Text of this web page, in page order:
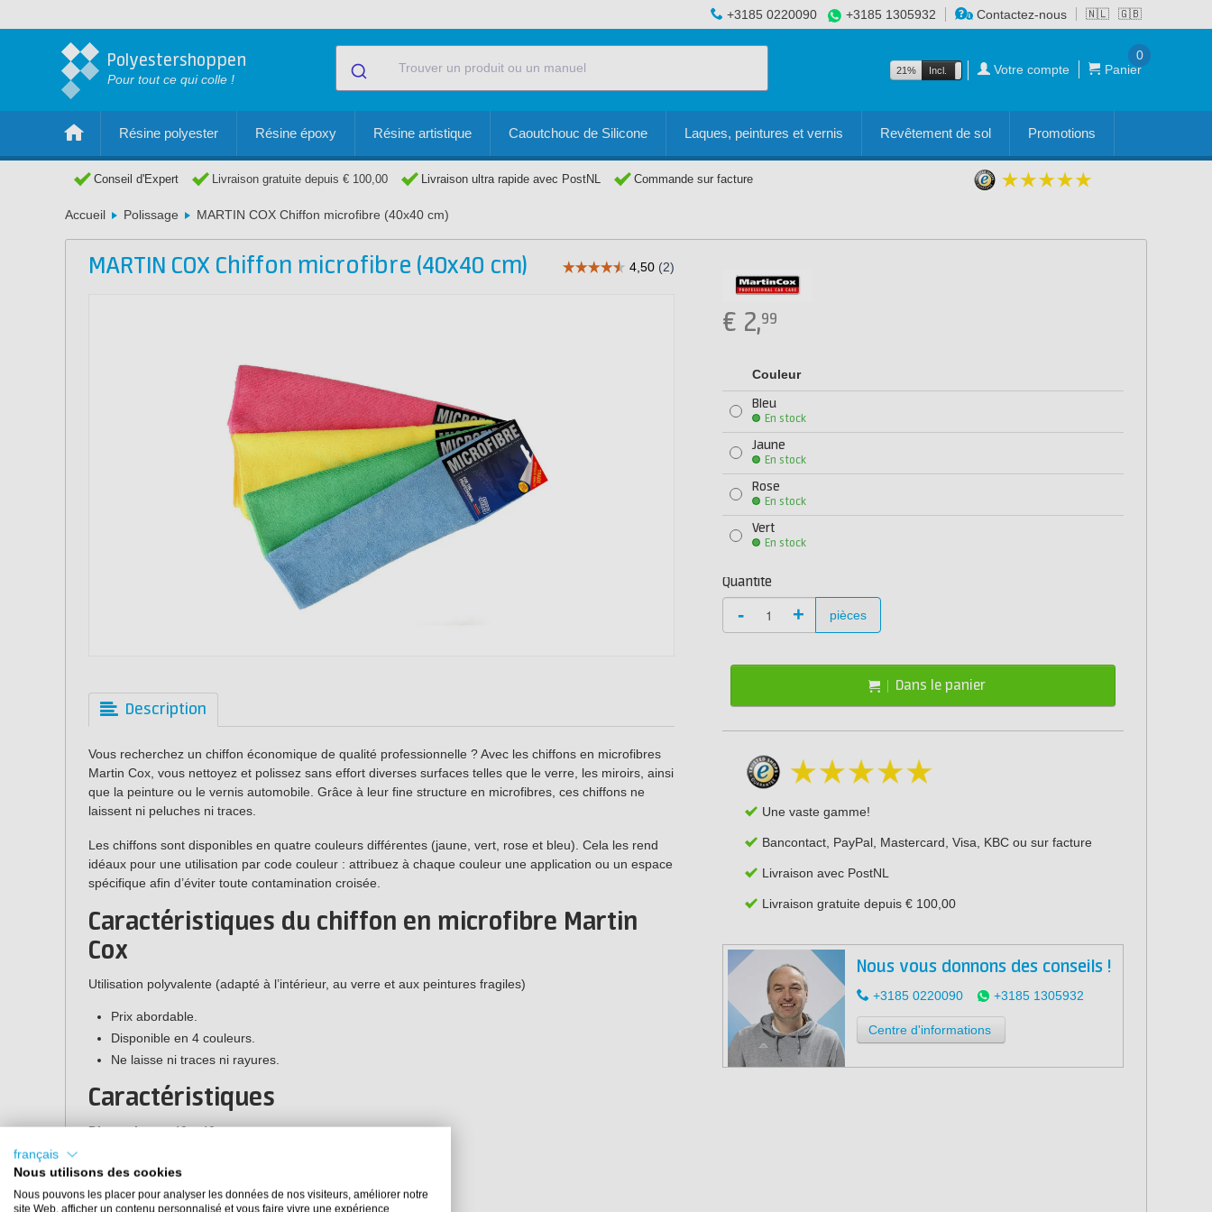
🇳🇱 🇬🇧
+3185 0220090 +3185 1305932 Contactez-nous
Polyestershoppen
Pour tout ce qui colle !
21% Incl. Excl. Votre compte Panier
0
Résine polyester Résine époxy Résine artistique Caoutchouc de Silicone Laques, peintures et vernis Revêtement de sol Promotions
Conseil d'Expert Livraison gratuite depuis € 100,00 Livraison ultra rapide avec PostNL Commande sur facture
Accueil Polissage MARTIN COX Chiffon microfibre (40x40 cm)
MARTIN COX Chiffon microfibre (40x40 cm)
Description
Vous recherchez un chiffon économique de qualité professionnelle ? Avec les chiffons en microfibres
Martin Cox, vous nettoyez et polissez sans effort diverses surfaces telles que le verre, les miroirs, ainsi
que la peinture ou le vernis automobile. Grâce à leur fine structure en microfibres, ces chiffons ne
laissent ni peluches ni traces.
Les chiffons sont disponibles en quatre couleurs différentes (jaune, vert, rose et bleu). Cela les rend
idéaux pour une utilisation par code couleur : attribuez à chaque couleur une application ou un espace
spécifique afin d’éviter toute contamination croisée.
Caractéristiques du chiffon en microfibre Martin
Cox
Utilisation polyvalente (adapté à l’intérieur, au verre et aux peintures fragiles)
Prix abordable.
Disponible en 4 couleurs.
Ne laisse ni traces ni rayures.
Caractéristiques
Dimensions :40 x 40 cm
Couleurs :jaune, vert, rose, bleu
Utilisation :
nettoyage, séchage, lustrage et polissage
€ 2,99
Couleur
Bleu
En stock
Jaune
En stock
Rose
En stock
Vert
En stock
Quantité
- + pièces
Dans le panier
Une vaste gamme!
Bancontact, PayPal, Mastercard, Visa, KBC ou sur facture
Livraison avec PostNL
Livraison gratuite depuis € 100,00
Nous vous donnons des conseils !
+3185 0220090 +3185 1305932
Centre d'informations
français
Nous utilisons des cookies
Nous pouvons les placer pour analyser les données de nos visiteurs, améliorer notre
site Web, afficher un contenu personnalisé et vous faire vivre une expérience